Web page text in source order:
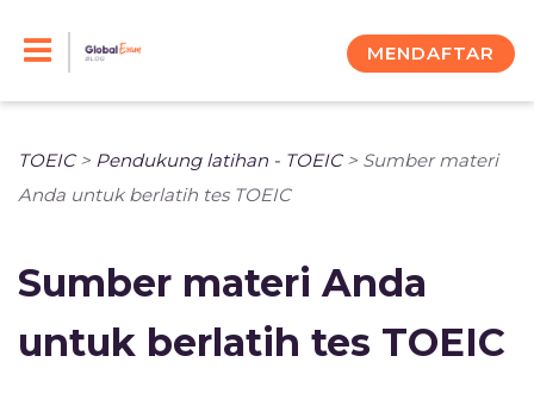
MENDAFTAR
TOEIC> Pendukung latihan - TOEIC> Sumber materi
Anda untuk berlatih tes TOEIC
Sumber materi Anda
untuk berlatih tes TOEIC